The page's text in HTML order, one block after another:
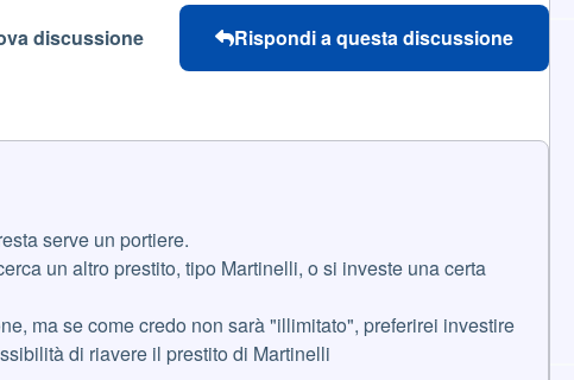
discussione Rispondi a questa discussione
serve un portiere.
un altro prestito, tipo Martinelli, o si investe una certa
ma se come credo non sarà "illimitato", preferirei investire
di riavere il prestito di Martinelli